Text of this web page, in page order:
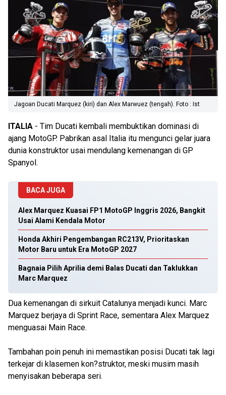
Jagoan Ducati Marquez (kiri) dan Alex Marwuez (tengah). Foto : Ist
ITALIA - Tim Ducati kembali membuktikan dominasi di
ajang MotoGP. Pabrikan asal Italia itu mengunci gelar juara
dunia konstruktor usai mendulang kemenangan di GP
Spanyol.
BACA JUGA
Alex Marquez Kuasai FP1 MotoGP Inggris 2026, Bangkit
Usai Alami Kendala Motor
Honda Akhiri Pengembangan RC213V, Prioritaskan
Motor Baru untuk Era MotoGP 2027
Bagnaia Pilih Aprilia demi Balas Ducati dan Taklukkan
Marc Marquez
Dua kemenangan di sirkuit Catalunya menjadi kunci. Marc
Marquez berjaya di Sprint Race, sementara Alex Marquez
menguasai Main Race.
Tambahan poin penuh ini memastikan posisi Ducati tak lagi
terkejar di klasemen kon?struktor, meski musim masih
menyisakan beberapa seri.